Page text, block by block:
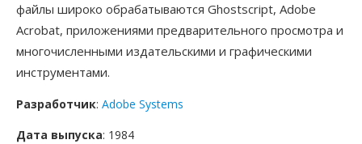
файлы широко обрабатываются Ghostscript, Adobe
Acrobat, приложениями предварительного просмотра и
многочисленными издательскими и графическими
инструментами.
Разработчик: Adobe Systems
Дата выпуска: 1984